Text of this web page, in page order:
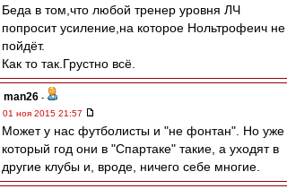
Беда в том,что любой тренер уровня ЛЧ
попросит усиление,на которое Нольтрофеич не
пойдёт.
Как то так.Грустно всё.
man26 -
01 ноя 2015 21:57
Может у нас футболисты и "не фонтан". Но уже
который год они в "Спартаке" такие, а уходят в
другие клубы и, вроде, ничего себе многие.